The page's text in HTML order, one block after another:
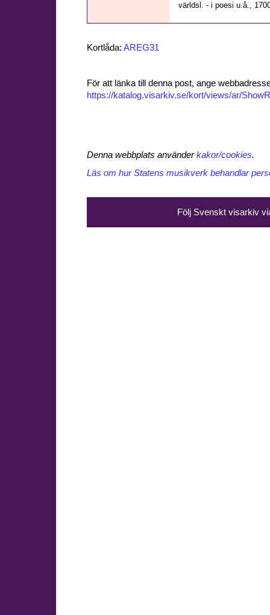
världsl. - i poesi u.å.,
Kortlåda: AREG31
För att länka till denna post, ange
https://katalog.visarkiv.se/kort/views/ar/
Denna webbplats använderkakor/cookies.
Läs om hur Statens musikverk behandlar
Följ Svenskt visarkiv